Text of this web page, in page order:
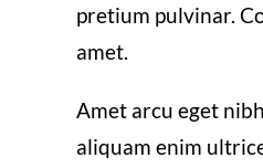
pretium pulvinar.
amet.
Amet arcu eget
aliquam enim